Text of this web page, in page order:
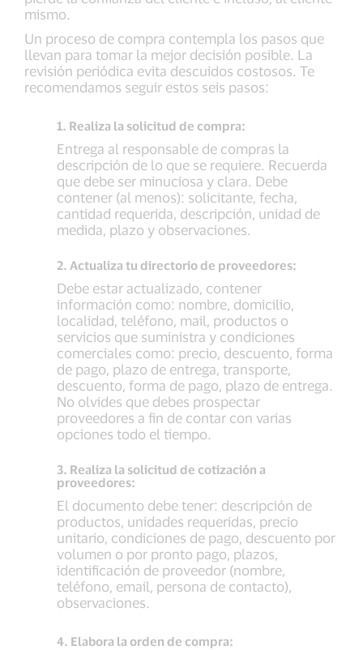
mismo.
Un proceso de compra contempla los pasos que
llevan para tomar la mejor decisión posible. La
revisión periódica evita descuidos costosos. Te
recomendamos seguir estos seis pasos:
1. Realiza la solicitud de compra:
Entrega al responsable de compras la
descripción de lo que se requiere. Recuerda
que debe ser minuciosa y clara. Debe
contener (al menos): solicitante, fecha,
cantidad requerida, descripción, unidad de
medida, plazo y observaciones.
2. Actualiza tu directorio de proveedores:
Debe estar actualizado, contener
información como: nombre, domicilio,
localidad, teléfono, mail, productos o
servicios que suministra y condiciones
comerciales como: precio, descuento, forma
de pago, plazo de entrega, transporte,
descuento, forma de pago, plazo de entrega.
No olvides que debes prospectar
proveedores a fin de contar con varias
opciones todo el tiempo.
3. Realiza la solicitud de cotización a
proveedores:
El documento debe tener: descripción de
productos, unidades requeridas, precio
unitario, condiciones de pago, descuento por
volumen o por pronto pago, plazos,
identificación de proveedor (nombre,
teléfono, email, persona de contacto),
observaciones.
4. Elabora la orden de compra: